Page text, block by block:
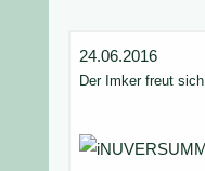
24.06.2016
Der Imker freut sich